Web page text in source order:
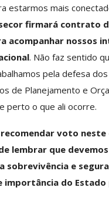
estarmos mais
firmará contrato
acompanhar nossos
. Não faz sentido
pela defesa
de Planejamento e
perto o que ali ocorre.
voto neste
lembrar que
sobrevivência e
importância do Estado